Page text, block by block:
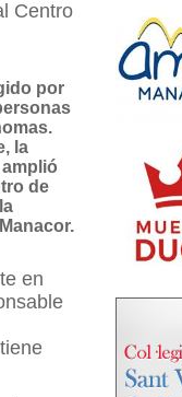
Centro
por
la
de
en